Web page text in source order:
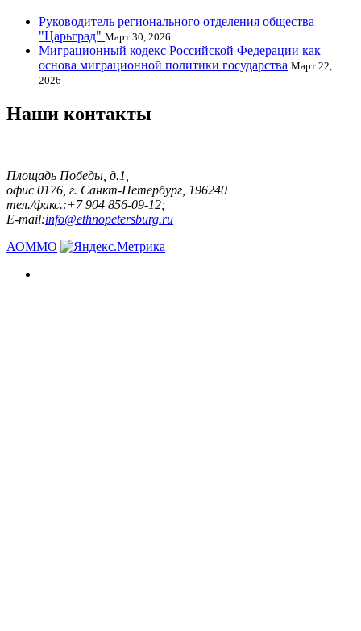
Руководитель регионального отделения общества
"Царьград" Март 30, 2026
Миграционный кодекс Российской Федерации как
основа миграционной политики государства Март 22,
2026
Наши контакты
Площадь Победы, д.1,
офис 0176, г. Санкт-Петербург, 196240
тел./факс.:+7 904 856-09-12;
E-mail:info@ethnopetersburg.ru
АОММО